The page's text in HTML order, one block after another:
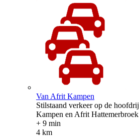
Van Afrit Kampen
Stilstaand verkeer op de
Kampen en Afrit Hattemerbroek
+ 9 min
4 km